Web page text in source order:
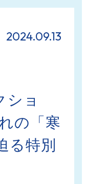
2024.09.13
ショ
の「寒
る特別